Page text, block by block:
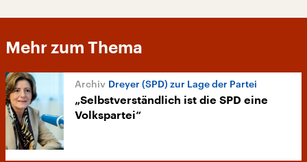
Mehr zum Thema
Dreyer (SPD) zur Lage der Partei
„Selbstverständlich ist die SPD eine
Volkspartei“